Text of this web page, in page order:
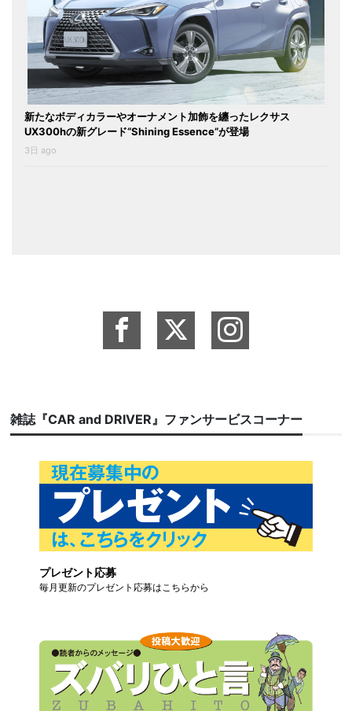
新たなボディカラーやオーナメント加飾を纏ったレクサス
UX300hの新グレード“Shining Essence”が登場
3日 ago
雑誌『CAR and DRIVER』ファンサービスコーナー
プレゼント応募
毎月更新のプレゼント応募はこちらから